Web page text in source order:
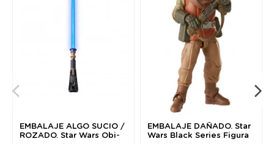
EMBALAJE ALGO SUCIO /
ROZADO. Star Wars Obi-
EMBALAJE DAÑADO. Star
Wars Black Series Figura